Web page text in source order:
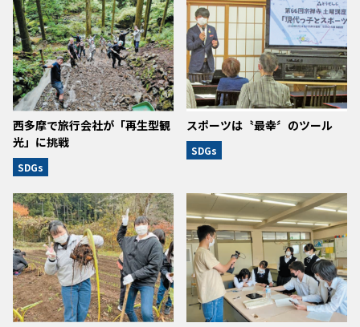
西多摩で旅行会社が「再生型観
光」に挑戦
SDGs
スポーツは〝最幸〞のツール
SDGs